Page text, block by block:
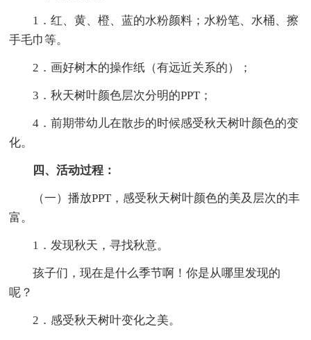
1．红、黄、橙、蓝的水粉颜料；水粉笔、水桶、擦
手毛巾等。
2．画好树木的操作纸（有远近关系的）；
3．秋天树叶颜色层次分明的PPT；
4．前期带幼儿在散步的时候感受秋天树叶颜色的变
化。
四、活动过程：
（一）播放PPT，感受秋天树叶颜色的美及层次的丰
富。
1．发现秋天，寻找秋意。
孩子们，现在是什么季节啊！你是从哪里发现的
呢？
2．感受秋天树叶变化之美。